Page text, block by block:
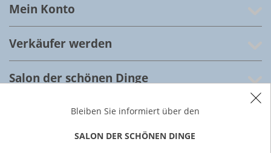
Mein Konto
Verkäufer werden
Salon der schönen Dinge
KundenserviceBleiben Sie informiert über den
SALON DER SCHÖNEN DINGE